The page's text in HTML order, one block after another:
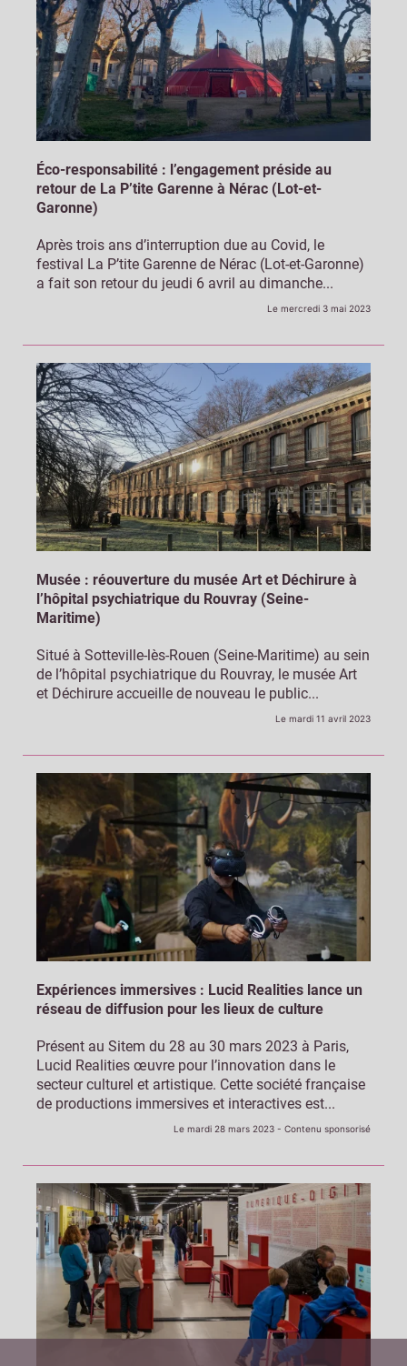
Éco-responsabilité : l’engagement préside au
retour de La P’tite Garenne à Nérac (Lot-et-
Garonne)
Après trois ans d’interruption due au Covid, le
festival La P’tite Garenne de Nérac (Lot-et-Garonne)
a fait son retour du jeudi 6 avril au dimanche...
Le mercredi 3 mai 2023
Musée : réouverture du musée Art et Déchirure à
l’hôpital psychiatrique du Rouvray (Seine-
Maritime)
Situé à Sotteville-lès-Rouen (Seine-Maritime) au sein
de l’hôpital psychiatrique du Rouvray, le musée Art
et Déchirure accueille de nouveau le public...
Le mardi 11 avril 2023
Expériences immersives : Lucid Realities lance un
réseau de diffusion pour les lieux de culture
Présent au Sitem du 28 au 30 mars 2023 à Paris,
Lucid Realities œuvre pour l’innovation dans le
secteur culturel et artistique. Cette société française
de productions immersives et interactives est...
Le mardi 28 mars 2023 - Contenu sponsorisé